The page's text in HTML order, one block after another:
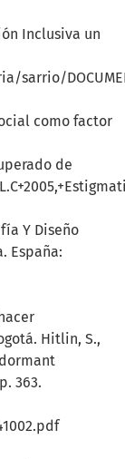
Inclusiva un
como factor
de
Y Diseño
España:
Hitlin, S.,
363.